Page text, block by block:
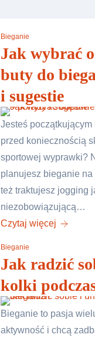
Bieganie
Jak wybrać
buty do
i sugestie
Jesteś
przed koniecznością
sportowej wyprawki?
planujesz bieganie na
też traktujesz jogging
niezobowiązującą…
Czytaj więcej
Bieganie
Jak radzić
kolki
Bieganie to pasja
aktywność i chcą